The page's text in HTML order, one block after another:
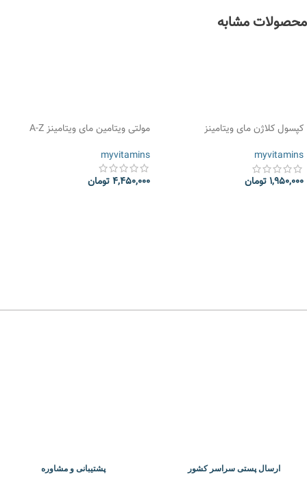
محصولات مشابه
کپسول کلاژن مای ویتامینز
myvitamins
1,950,000تومان
مولتی ویتامین مای ویتامینز A-Z
myvitamins
4,450,000تومان
ارسال پستی سراسر کشور پشتیبانی و مشاوره